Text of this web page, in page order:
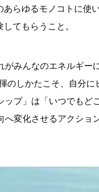
らゆるモノコトに使
てもらうこと。
みんなのエネルギー
のしかたこそ、自分に
プ」は「いつでもど
変化させるアクショ